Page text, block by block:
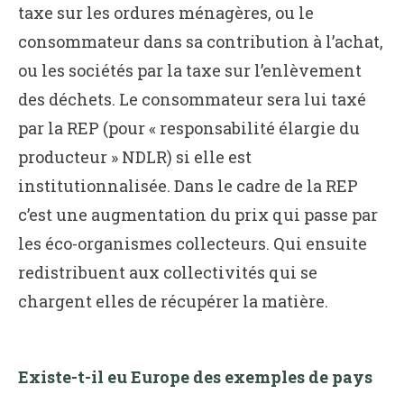
taxe sur les ordures ménagères, ou le
consommateur dans sa contribution à l’achat,
ou les sociétés par la taxe sur l’enlèvement
des déchets. Le consommateur sera lui taxé
par la REP (pour « responsabilité élargie du
producteur » NDLR) si elle est
institutionnalisée. Dans le cadre de la REP
c’est une augmentation du prix qui passe par
les éco-organismes collecteurs. Qui ensuite
redistribuent aux collectivités qui se
chargent elles de récupérer la matière.
Existe-t-il eu Europe des exemples de pays